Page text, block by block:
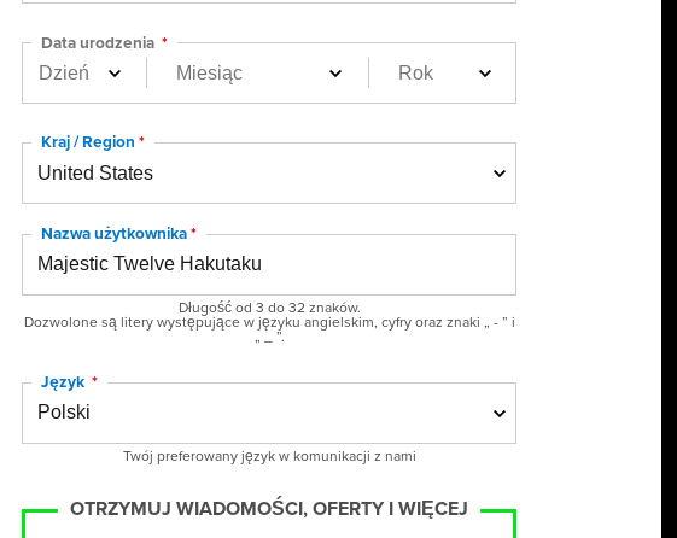
Data urodzenia
Kraj / Region
Nazwa użytkownika
Długość od 3 do 32 znaków.
Dozwolone są litery występujące w języku angielskim, cyfry oraz znaki „ - ” i
„ _ ”.
Język
Twój preferowany język w komunikacji z nami
OTRZYMUJ WIADOMOŚCI, OFERTY I WIĘCEJ